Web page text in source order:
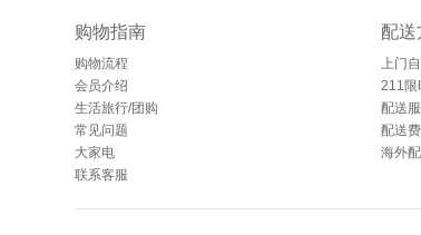
购物指南
购物流程
会员介绍
生活旅行/团购
常见问题
大家电
联系客服
配送
上门
211限
配送
配送
海外